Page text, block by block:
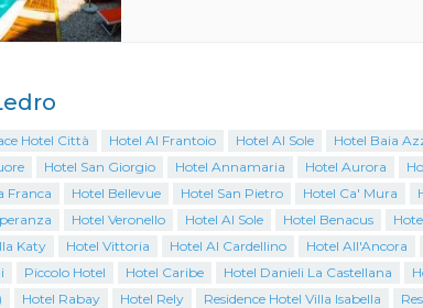
Hotel Città Hotel Al Frantoio Hotel Al Sole Hotel Baia
Hotel San Giorgio Hotel Annamaria Hotel Aurora
Franca Hotel Bellevue Hotel San Pietro Hotel Ca' Mura
Hotel Veronello Hotel Al Sole Hotel Benacus
Katy Hotel Vittoria Hotel Al Cardellino Hotel All'Ancora
Piccolo Hotel Hotel Caribe Hotel Danieli La Castellana
Hotel Rabay Hotel Rely Residence Hotel Villa Isabella